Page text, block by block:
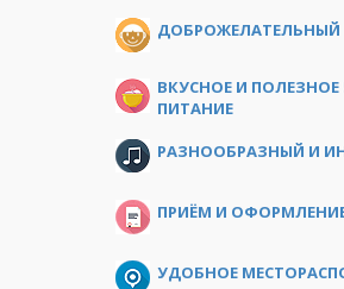
ДОБРОЖЕЛАТЕЛЬНЫЙ
ВКУСНОЕ И ПОЛЕЗНОЕ
ПИТАНИЕ
РАЗНООБРАЗНЫЙ И
ПРИЁМ И
УДОБНОЕ